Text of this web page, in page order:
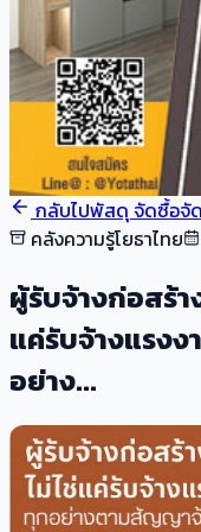
กลับไปพัสดุ จัดซื้อจั
คลังความรู้โยธาไทย
ผู้รับจ้างก่อสร้า
แค่รับจ้างแรง
อย่าง...